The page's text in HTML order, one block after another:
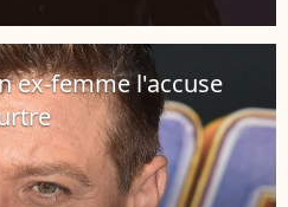
ex-femme l'accuse